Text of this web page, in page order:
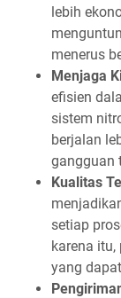
lebih
menerus
Menjaga
efisien
sistem
berjalan
gangguan
Kualitas
setiap
karena
yang